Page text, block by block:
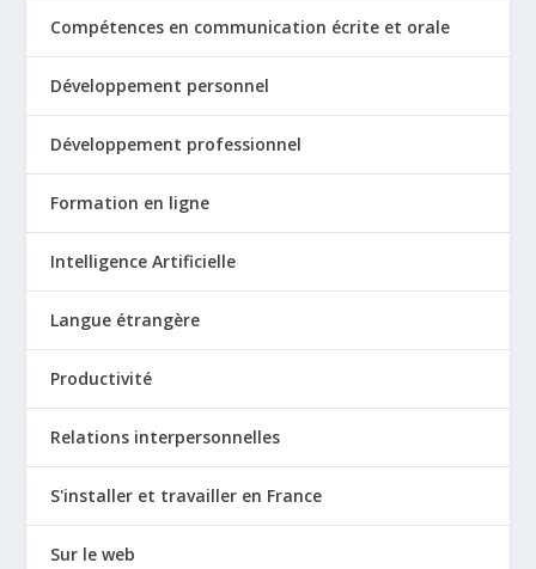
Compétences en communication écrite et orale
Développement personnel
Développement professionnel
Formation en ligne
Intelligence Artificielle
Langue étrangère
Productivité
Relations interpersonnelles
S'installer et travailler en France
Sur le web